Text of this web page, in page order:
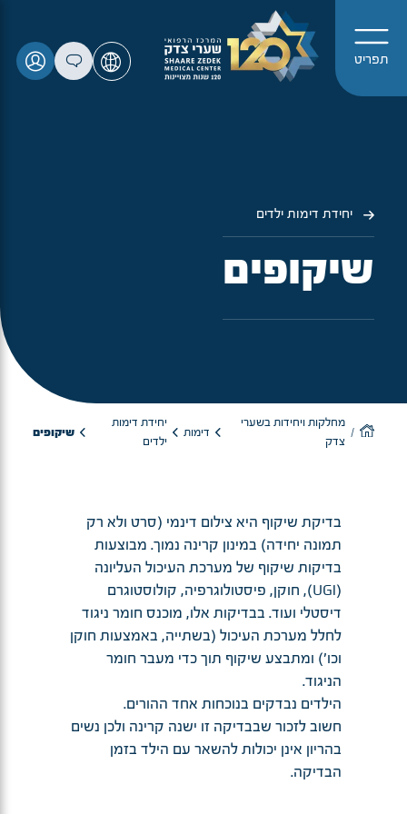
תפריט
יחידת דימות ילדים
שיקופים
מחלקות ויחידות בשערי
צדק
דימות
יחידת דימות
ילדים
שיקופים
בדיקת שיקוף היא צילום דינמי (סרט ולא רק
תמונה יחידה) במינון קרינה נמוך. מבוצעות
בדיקות שיקוף של מערכת העיכול העליונה
(UGI), חוקן, פיסטולוגרפיה, קולוסטוגרם
דיסטלי ועוד. בבדיקות אלו, מוכנס חומר ניגוד
לחלל מערכת העיכול (בשתייה, באמצעות חוקן
וכו') ומתבצע שיקוף תוך כדי מעבר חומר
הניגוד.
הילדים נבדקים בנוכחות אחד ההורים.
חשוב לזכור שבבדיקה זו ישנה קרינה ולכן נשים
בהריון אינן יכולות להשאר עם הילד בזמן
הבדיקה.